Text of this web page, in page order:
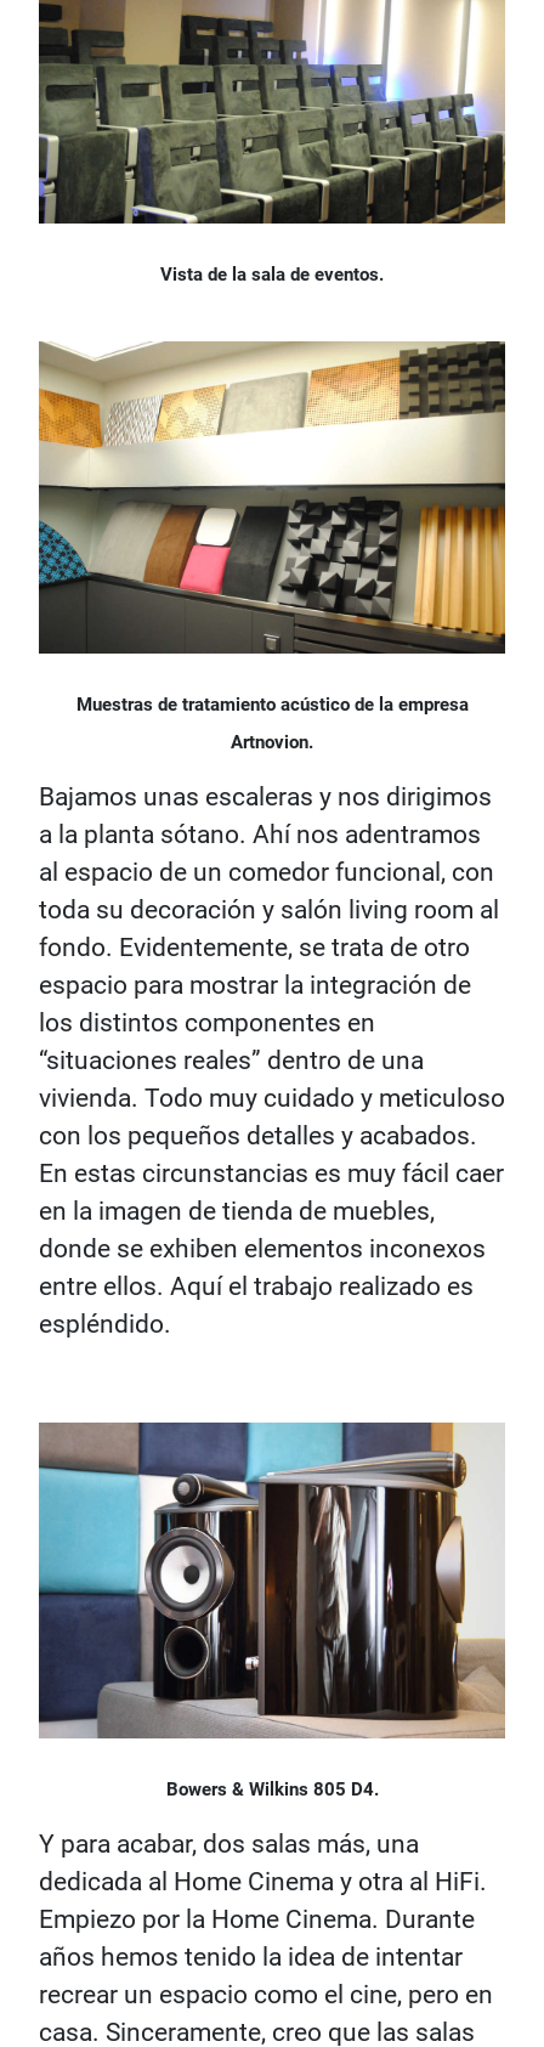
Vista de la sala de eventos.
Muestras de tratamiento acústico de la empresa
Artnovion.
Bajamos unas escaleras y nos dirigimos
a la planta sótano. Ahí nos adentramos
al espacio de un comedor funcional, con
toda su decoración y salón living room al
fondo. Evidentemente, se trata de otro
espacio para mostrar la integración de
los distintos componentes en
“situaciones reales” dentro de una
vivienda. Todo muy cuidado y meticuloso
con los pequeños detalles y acabados.
En estas circunstancias es muy fácil caer
en la imagen de tienda de muebles,
donde se exhiben elementos inconexos
entre ellos. Aquí el trabajo realizado es
espléndido.
Bowers & Wilkins 805 D4.
Y para acabar, dos salas más, una
dedicada al Home Cinema y otra al HiFi.
Empiezo por la Home Cinema. Durante
años hemos tenido la idea de intentar
recrear un espacio como el cine, pero en
casa. Sinceramente, creo que las salas